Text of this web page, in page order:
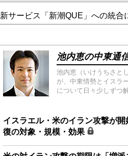
新サービス「新潮QUE」への統合
池内恵の中東通
池内恵（いけうちさと
が、中東情勢とイスラ
について日々少しずつ
イスラエル・米のイラン攻撃が開
復の対象・規模・効果